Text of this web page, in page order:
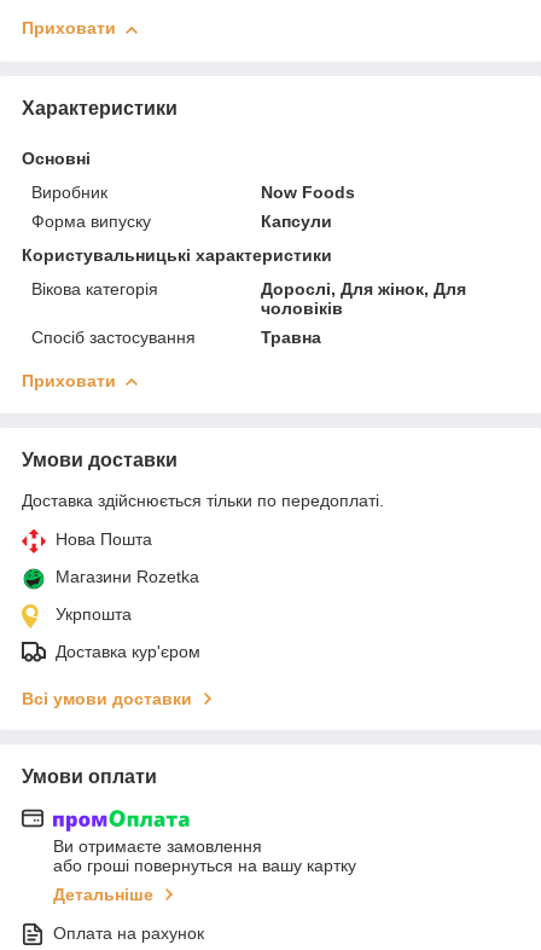
Приховати
Характеристики
Основні
Виробник
Now Foods
Форма випуску
Капсули
Користувальницькі характеристики
Вікова категорія
Дорослі, Для жінок, Для
чоловіків
Спосіб застосування
Травна
Приховати
Умови доставки
Доставка здійснюється тільки по передоплаті.
Нова Пошта
Магазини Rozetka
Укрпошта
Доставка кур'єром
Всі умови доставки
Умови оплати
Ви отримаєте замовлення
або гроші повернуться на вашу картку
Детальніше
Оплата на рахунок